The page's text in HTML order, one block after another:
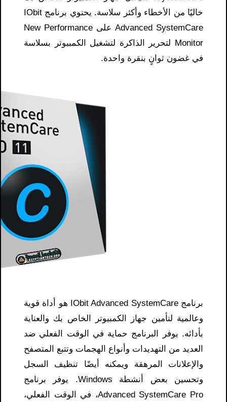
خاليًا من الأخطاء وأكثر سلاسة. يحتوي برنامج IObit
Advanced SystemCare على New Performance
Monitor لتحرير الذاكرة لتشغيل الكمبيوتر بسلاسة
في غضون ثوانٍ بنقرة واحدة.
برنامج IObit Advanced SystemCare هو أداة قوية
وعالمية لتأمين جهاز الكمبيوتر الخاص بك والعناية
بأدائه. يوفر البرنامج حماية في الوقت الفعلي ضد
العديد من التهديدات وأنواع الهجمات وتتبع المتصفح
والإعلانات المرهقة ويمكنه أيضًا تنظيف السجل
وتحسين بعض أنشطة Windows. يوفر برنامج
Advanced SystemCare Pro، في الوقت الفعلي،